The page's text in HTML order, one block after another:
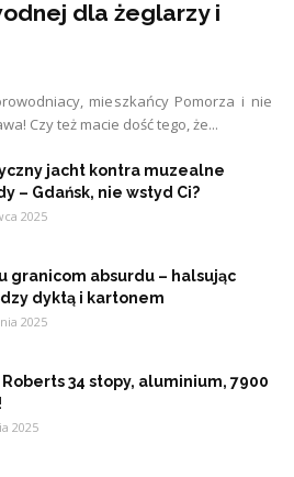
dla żeglarzy i
mieszkańcy Pomorza i nie
Czy też macie dość tego, że...
jacht kontra muzealne
– Gdańsk, nie wstyd Ci?
2025
granicom absurdu – halsując
dyktą i kartonem
2025
Roberts 34 stopy, aluminium, 7900
2025